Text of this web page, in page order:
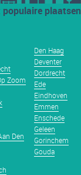
populaire plaatsen
Zoom
Den
Den Haag
Deventer
Dordrecht
Ede
Eindhoven
Emmen
Enschede
Geleen
Gorinchem
Gouda